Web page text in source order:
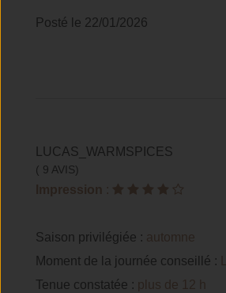
Posté le 22/01/2026
LUCAS_WARMSPICES
( 9 AVIS)
Impression :
Saison privilégiée : automne
Moment de la journée conseillé :
Tenue constatée : plus de 12 h